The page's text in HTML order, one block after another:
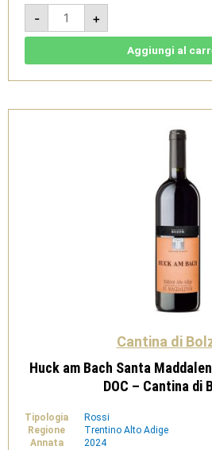
-
Cabernet
2024
-
Sudtirol
-
Bolzano
+
Aggiungi al
Cantina di
Huck am Bach Santa
DOC – Cantina di
Tipologia
Rossi
Regione
Trentino Alto Adige
Annata
2024